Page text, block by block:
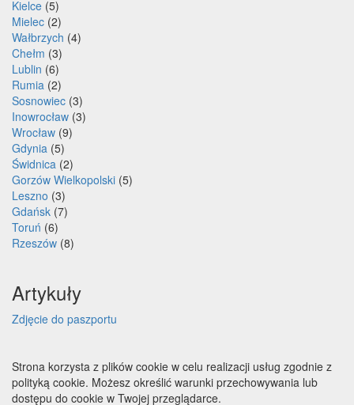
Kielce (5)
Mielec (2)
Wałbrzych (4)
Chełm (3)
Lublin (6)
Rumia (2)
Sosnowiec (3)
Inowrocław (3)
Wrocław (9)
Gdynia (5)
Świdnica (2)
Gorzów Wielkopolski (5)
Leszno (3)
Gdańsk (7)
Toruń (6)
Rzeszów (8)
Artykuły
Zdjęcie do paszportu
Strona korzysta z plików cookie w celu realizacji usług zgodnie z
polityką cookie. Możesz określić warunki przechowywania lub
dostępu do cookie w Twojej przeglądarce.